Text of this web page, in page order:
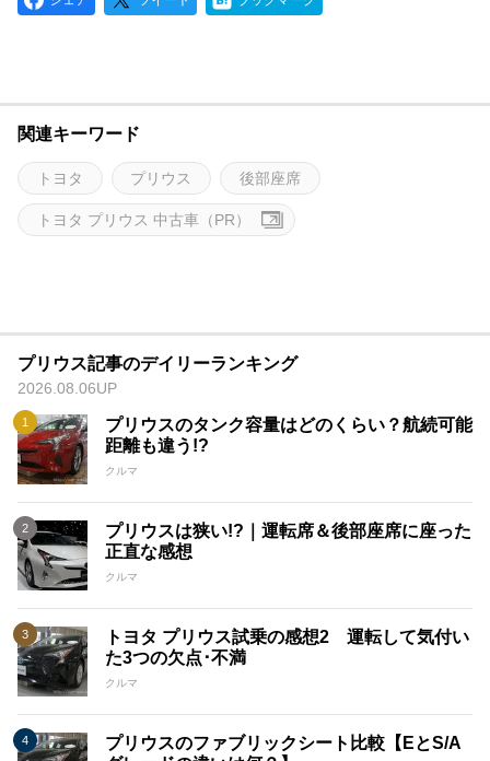
関連キーワード
トヨタ プリウス 後部座席
トヨタ プリウス 中古車（PR）
プリウス記事のデイリーランキング
2026.08.06UP
プリウスのタンク容量はどのくらい？航続可能
距離も違う!?
クルマ
プリウスは狭い!?｜運転席＆後部座席に座った
正直な感想
クルマ
トヨタ プリウス試乗の感想2 運転して気付い
た3つの欠点･不満
クルマ
プリウスのファブリックシート比較【EとS/A